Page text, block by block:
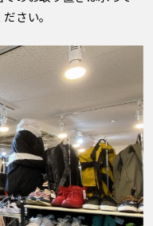
さい。